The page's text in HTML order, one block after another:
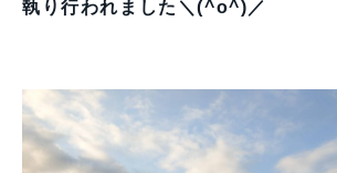
執り行われました＼(^o^)／